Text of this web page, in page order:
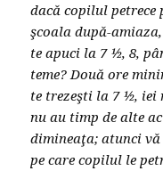
dacă copilul petrece
şcoala după-
te apuci la 7 ½, 8,
teme? Două ore
te trezeşti la 7 ½, iei
nu au timp de alte
dimineaţa; atunci vă
pe care copilul le